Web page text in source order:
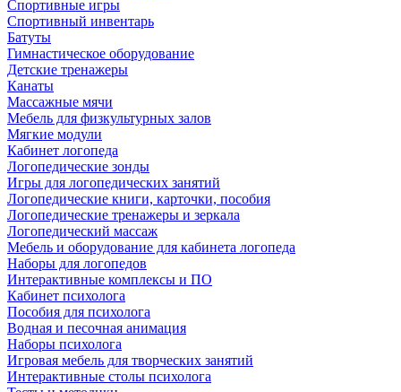
Спортивные игры
Спортивный инвентарь
Батуты
Гимнастическое оборудование
Детские тренажеры
Канаты
Массажные мячи
Мебель для физкультурных залов
Мягкие модули
Кабинет логопеда
Логопедические зонды
Игры для логопедических занятий
Логопедические книги, карточки, пособия
Логопедические тренажеры и зеркала
Логопедический массаж
Мебель и оборудование для кабинета логопеда
Наборы для логопедов
Интерактивные комплексы и ПО
Кабинет психолога
Пособия для психолога
Водная и песочная анимация
Наборы психолога
Игровая мебель для творческих занятий
Интерактивные столы психолога